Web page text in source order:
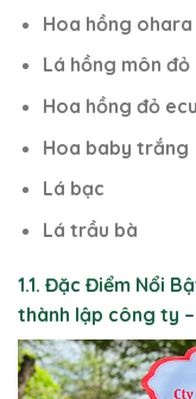
Hoa hồng
Lá hồng môn đỏ
Hoa hồng đỏ
Hoa baby trắng
Lá bạc
Lá trầu bà
1.1. Đặc Điểm Nổi
thành lập công ty